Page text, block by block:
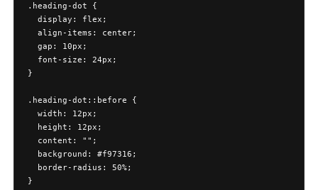
.heading-dot {
  display: flex;
  align-items: center;
  gap: 10px;
  font-size: 24px;
}
.heading-dot::before {
  width: 12px;
  height: 12px;
  content: "";
  background: #f97316;
  border-radius: 50%;
}